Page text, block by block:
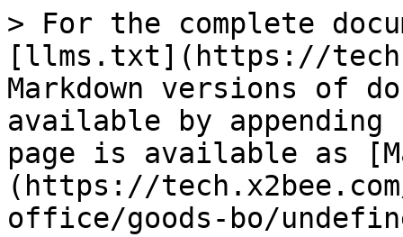
> For the complete
[llms.txt](https://
Markdown versions of
available by
page is available as
(https://
office/goods-bo/